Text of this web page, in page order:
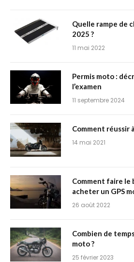
Quelle rampe de
2025 ?
11 mai 2022
Permis moto :
l’examen
11 septembre 2024
Comment réussir
14 mai 2021
Comment faire le
acheter un GPS
26 août 2022
Combien de
moto ?
25 février 2023